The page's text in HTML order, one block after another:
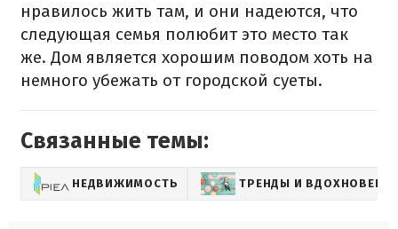
нравилось жить там, и они надеются, что
следующая семья полюбит это место так
же. Дом является хорошим поводом хоть на
немного убежать от городской суеты.
Связанные темы:
НЕДВИЖИМОСТЬ ТРЕНДЫ И ВДОХНОВЕНИЕ